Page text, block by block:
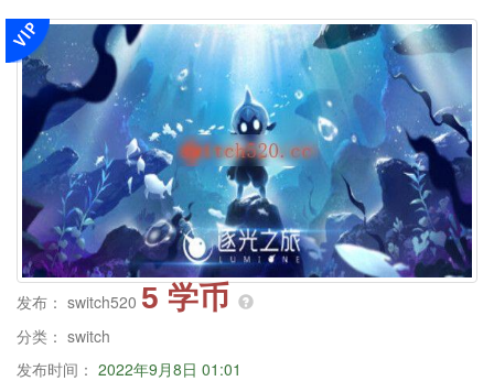
发布： switch520 5 学币
分类： switch
发布时间： 2022年9月8日 01:01